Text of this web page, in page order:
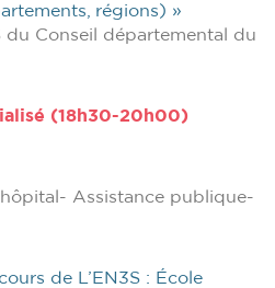
régions) »
du Conseil départemental du
(18h30-20h00)
Assistance publique-
de L’EN3S : École